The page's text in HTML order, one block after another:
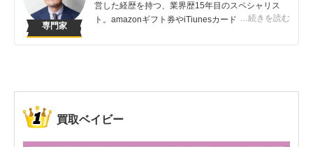
専門家
…続きを読む
営した経歴を持つ、業界歴15年目のスペシャリス
ト。amazonギフト券やiTiunesカードの売買は知っ
まうこんなバカバカしいことは避けてほしい！
買取ベイビー